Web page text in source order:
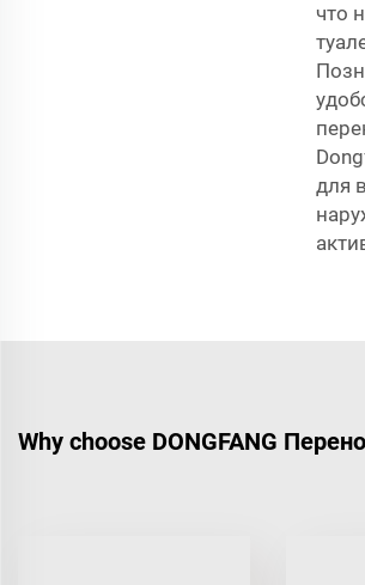
что
для
Why choose DONGFANG